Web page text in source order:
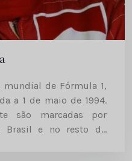
mundial de Fórmula 1,
a 1 de maio de 1994.
são marcadas por
Brasil e no resto do